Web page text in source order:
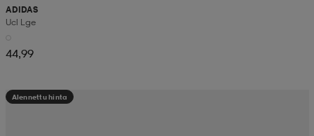
ADIDAS
Ucl Lge
44,99
Alennettu hinta